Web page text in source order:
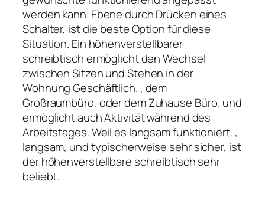
werden kann. Ebene durch Drücken eines
Schalter, ist die beste Option für diese
Situation. Ein höhenverstellbarer
schreibtisch ermöglicht den Wechsel
zwischen Sitzen und Stehen in der
Wohnung Geschäftlich. , dem
Großraumbüro, oder dem Zuhause Büro, und
ermöglicht auch Aktivität während des
Arbeitstages. Weil es langsam funktioniert. ,
langsam, und typischerweise sehr sicher, ist
der höhenverstellbare schreibtisch sehr
beliebt.